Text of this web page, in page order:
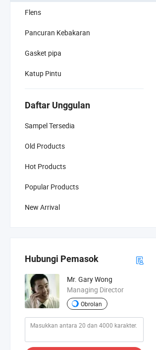
Flens
Pancuran Kebakaran
Gasket pipa
Katup Pintu
Daftar Unggulan
Sampel Tersedia
Old Products
Hot Products
Popular Products
New Arrival
Hubungi Pemasok
Mr. Gary Wong
Managing Director
Obrolan